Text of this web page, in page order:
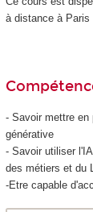
à distance à Paris
- Savoir mettre en
générative
- Savoir utiliser
des métiers et du
-Etre capable